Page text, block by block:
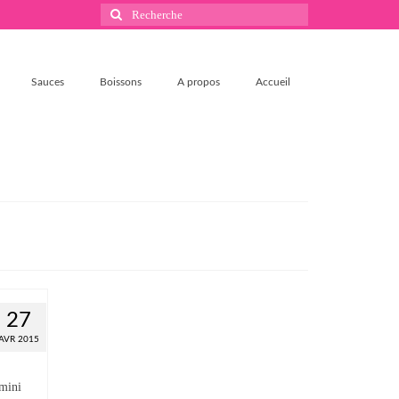
Rechercher
:
Sauces Boissons A propos Accueil
27
2015